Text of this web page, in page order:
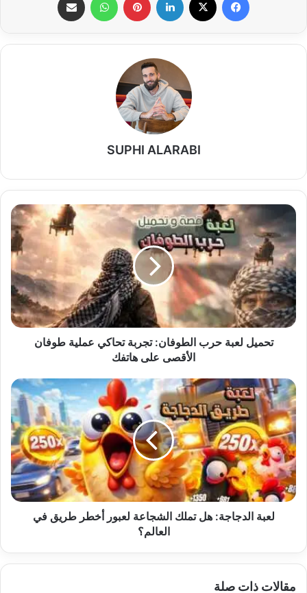
SUPHI ALARABI
تحميل
حرب
الطوفان:
تجربة
تحاكي
عملية
طوفان
الأقصى
تحميل لعبة حرب الطوفان: تجربة تحاكي عملية طوفان
الأقصى على هاتفك
لعبة
الدجاجة:
هل
تملك
الشجاعة
لعبور
أخطر
طريق
في
العالم؟لعبة الدجاجة: هل تملك الشجاعة لعبور أخطر طريق في
العالم؟
مقالات ذات صلة